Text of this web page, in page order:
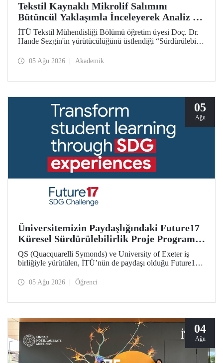
Tekstil Kaynaklı Mikrolif Salımını
Bütüncül Yaklaşımla İnceleyerek Analiz ve
Azaltım Stratejileri Geliştirecek Projeye
TÜBİTAK Desteği
İTÜ Tekstil Mühendisliği Bölümü öğretim üyesi Doç. Dr.
Hande Sezgin'in yürütücülüğünü üstlendiği “Sürdürülebilir
Koşullarına Bağlı Mikrolif Salımı: Aşınma, UV Maruziyeti
kapsamında desteklenmeye hak kazandı.
05 Ağu 2026 Akademik
05
Ağu
Üniversitemizin Paydaşlığındaki Future17
Küresel Sürdürülebilirlik Proje Programı,
Öğrencilerimizin Başvurularını Bekliyor
QS (Quacquarelli Symonds) ve University of Exeter iş
birliğiyle yürütülen, İTÜ’nün de paydaşı olduğu Future17
öğrenci başvuruları açıldı. Başvurular için son gün 31
05 Ağu 2026 Öğrenci
04
Ağu